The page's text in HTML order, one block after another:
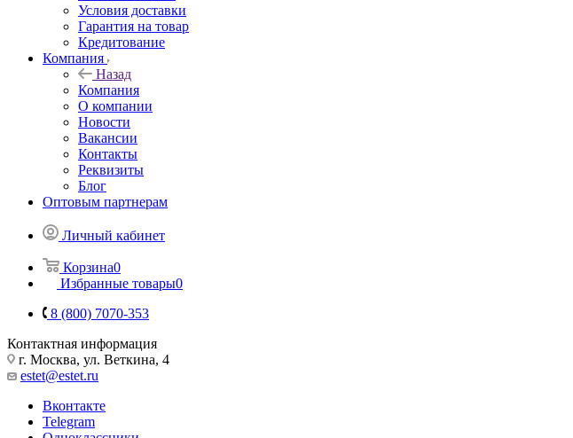
Условия доставки
Гарантия на товар
Кредитование
Компания
Назад
Компания
О компании
Новости
Вакансии
Контакты
Реквизиты
Блог
Оптовым партнерам
Личный кабинет
Корзина0
Избранные товары0
8 (800) 7070-353
Контактная информация
г. Москва, ул. Веткина, 4
estet@estet.ru
Вконтакте
Telegram